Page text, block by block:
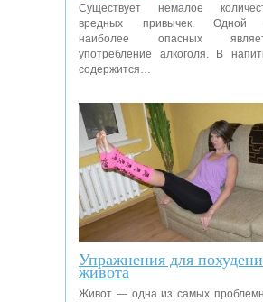
Существует немалое
вредных привычек. Одной
наиболее опасных
употребление алкоголя. В
содержится…
Упражнения для
живота
Живот — одна из самых